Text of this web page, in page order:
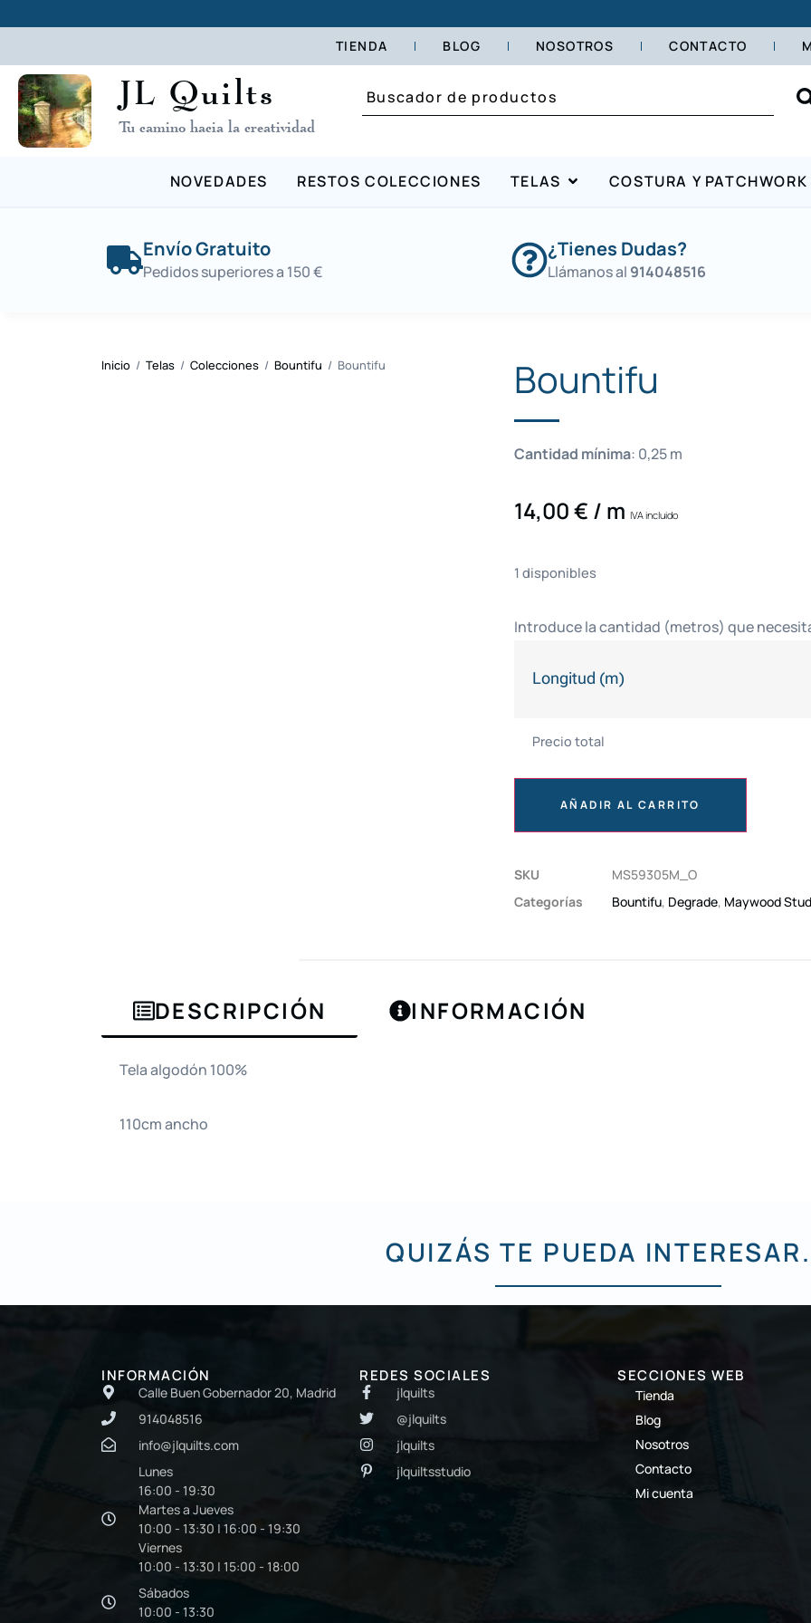
TIENDA BLOG NOSOTROS CONTACTO
JL Quilts
Tu camino hacia la creatividad
NOVEDADES RESTOS COLECCIONES TELAS COSTURA Y PATCHWORK
Envío Gratuito
Pedidos superiores a 150 €
¿Tienes Dudas?
Llámanos al 914048516
Inicio / Telas / Colecciones / Bountifu / Bountifu Bountifu
Cantidad mínima: 0,25m
14,00€ / m IVA incluido
1 disponibles
Introduce la cantidad (metros) que
Longitud (m)
Precio total
AÑADIR AL CARRITO
SKU
MS59305M_O
Categorías
Bountifu, Degrade, Maywood
DESCRIPCIÓN INFORMACIÓN
Tela algodón 100%
110cm ancho
QUIZÁS TE PUEDA
INFORMACIÓN
Calle Buen Gobernador 20, Madrid
914048516
info@jlquilts.com
Lunes
16:00 - 19:30
Martes a Jueves
10:00 - 13:30 | 16:00 - 19:30
Viernes
10:00 - 13:30 | 15:00 - 18:00
Sábados
10:00 - 13:30
REDES SOCIALES
jlquilts
@jlquilts
jlquilts
jlquiltsstudio
SECCIONES WEB
Tienda
Blog
Nosotros
Contacto
Mi cuenta